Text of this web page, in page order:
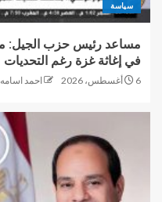
سياسة
مساعد رئيس حزب الجيل:
في إغاثة غزة رغم التحديات
6 أغسطس، 2026 احمد اسامه